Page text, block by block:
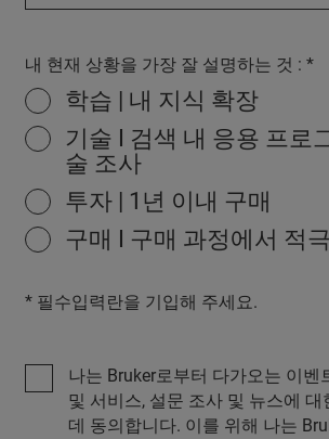
내 현재 상황을 가장 잘 설명하는 것 :
학습 | 내 지식 확장
기술 I 검색 내 응용 프로
술 조사
투자 | 1년 이내 구매
구매 I 구매 과정에서 적
* 필수입력란을 기입해 주세요.
나는 Bruker로부터 다가오는 이벤
및 서비스, 설문 조사 및 뉴스에
데 동의합니다. 이를 위해 나는